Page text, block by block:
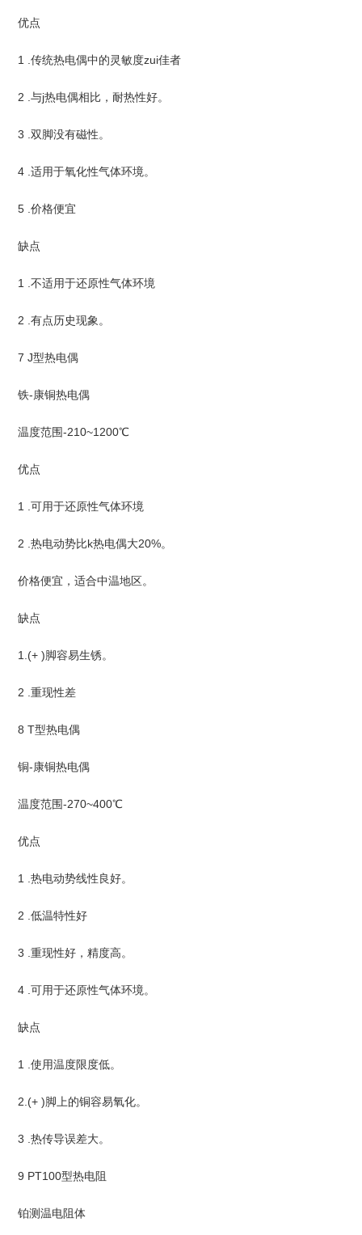
优点
1 .传统热电偶中的灵敏度zui佳者
2 .与j热电偶相比，耐热性好。
3 .双脚没有磁性。
4 .适用于氧化性气体环境。
5 .价格便宜
缺点
1 .不适用于还原性气体环境
2 .有点历史现象。
7 J型热电偶
铁-康铜热电偶
温度范围-210~1200℃
优点
1 .可用于还原性气体环境
2 .热电动势比k热电偶大20%。
价格便宜，适合中温地区。
缺点
1.(+ )脚容易生锈。
2 .重现性差
8 T型热电偶
铜-康铜热电偶
温度范围-270~400℃
优点
1 .热电动势线性良好。
2 .低温特性好
3 .重现性好，精度高。
4 .可用于还原性气体环境。
缺点
1 .使用温度限度低。
2.(+ )脚上的铜容易氧化。
3 .热传导误差大。
9 PT100型热电阻
铂测温电阻体